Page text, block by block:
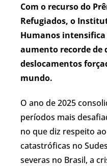
Com o recurso do
Refugiados, o
Humanos intensifica
aumento recorde de
deslocamentos
mundo.
O ano de 2025
períodos mais
no que diz respeito
catastróficas no
severas no Brasil, a